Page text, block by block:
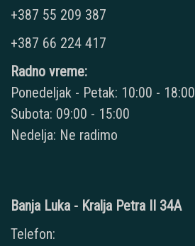
+387 55 209 387
+387 66 224 417
Radno vreme:
Ponedeljak - Petak: 10:00 - 18:00
Subota: 09:00 - 15:00
Nedelja: Ne radimo
Banja Luka - Kralja Petra II 34A
Telefon: